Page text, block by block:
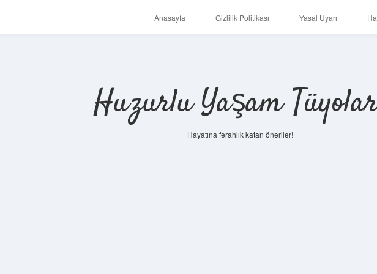
Anasayfa Gizlilik Politikası Yasal Uyarı
Huzurlu Yaşam
Hayatına ferahlık katan öneriler!